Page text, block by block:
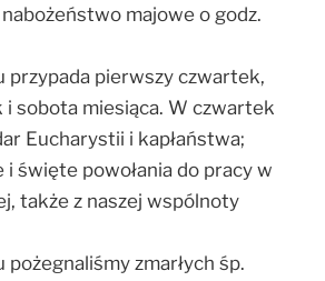
majowe o godz.
przypada pierwszy czwartek,
sobota miesiąca. W czwartek
Eucharystii i kapłaństwa;
i święte powołania do pracy w
także z naszej wspólnoty
zmarłych śp.